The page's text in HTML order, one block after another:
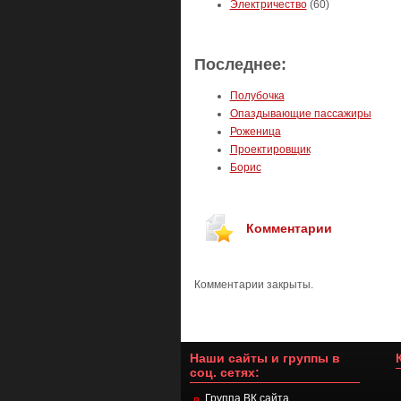
Электричество(60)
Последнее:
Полубочка
Опаздывающие пассажиры
Роженица
Проектировщик
Борис
Комментарии
Комментарии закрыты.
Наши сайты и группы в
соц. сетях:
Группа ВК сайта